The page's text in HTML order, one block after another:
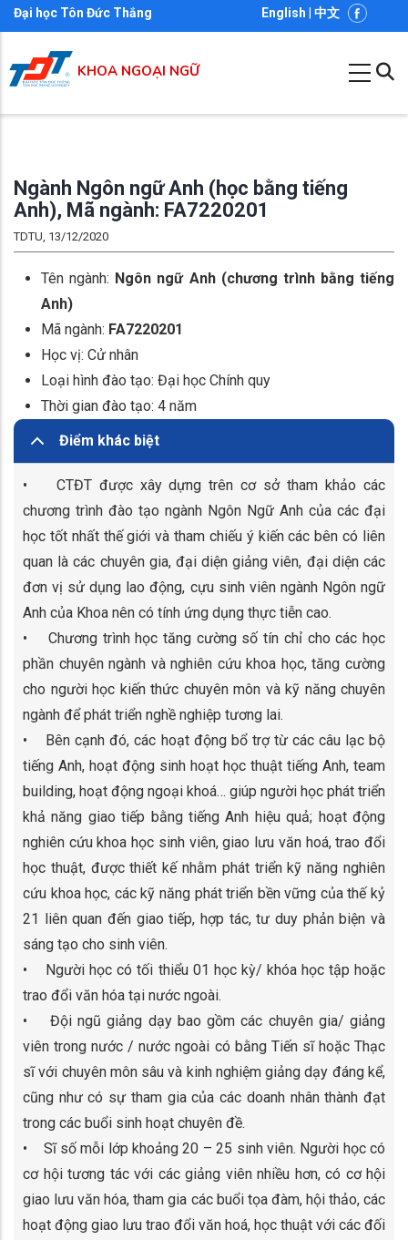
Nhảy
đến
nội
dung
Đại học Tôn Đức Thắng English 中文
KHOA NGOẠI NGỮ
Ngành Ngôn ngữ Anh (học bằng tiếng
Anh), Mã ngành: FA7220201
TDTU, 13/12/2020
Tên ngành: Ngôn ngữ Anh (chương trình bằng tiếng
Anh)
Mã ngành: FA7220201
Học vị: Cử nhân
Loại hình đào tạo: Đại học Chính quy
Thời gian đào tạo: 4 năm
Điểm khác biệt
• CTĐT được xây dựng trên cơ sở tham khảo các
chương trình đào tạo ngành Ngôn Ngữ Anh của các đại
học tốt nhất thế giới và tham chiếu ý kiến các bên có liên
quan là các chuyên gia, đại diện giảng viên, đại diện các
đơn vị sử dụng lao động, cựu sinh viên ngành Ngôn ngữ
Anh của Khoa nên có tính ứng dụng thực tiễn cao.
• Chương trình học tăng cường số tín chỉ cho các học
phần chuyên ngành và nghiên cứu khoa học, tăng cường
cho người học kiến thức chuyên môn và kỹ năng chuyên
ngành để phát triển nghề nghiệp tương lai.
• Bên cạnh đó, các hoạt động bổ trợ từ các câu lạc bộ
tiếng Anh, hoạt động sinh hoạt học thuật tiếng Anh, team
building, hoạt động ngoại khoá… giúp người học phát triển
khả năng giao tiếp bằng tiếng Anh hiệu quả; hoạt động
nghiên cứu khoa học sinh viên, giao lưu văn hoá, trao đổi
học thuật, được thiết kế nhằm phát triển kỹ năng nghiên
cứu khoa học, các kỹ năng phát triển bền vững của thế kỷ
21 liên quan đến giao tiếp, hợp tác, tư duy phản biện và
sáng tạo cho sinh viên.
• Người học có tối thiểu 01 học kỳ/ khóa học tập hoặc
trao đổi văn hóa tại nước ngoài.
• Đội ngũ giảng dạy bao gồm các chuyên gia/ giảng
viên trong nước / nước ngoài có bằng Tiến sĩ hoặc Thạc
sĩ với chuyên môn sâu và kinh nghiệm giảng dạy đáng kể,
cũng như có sự tham gia của các doanh nhân thành đạt
trong các buổi sinh hoạt chuyên đề.
• Sĩ số mỗi lớp khoảng 20 – 25 sinh viên. Người học có
cơ hội tương tác với các giảng viên nhiều hơn, có cơ hội
giao lưu văn hóa, tham gia các buổi tọa đàm, hội thảo, các
hoạt động giao lưu trao đổi văn hoá, học thuật với các đối